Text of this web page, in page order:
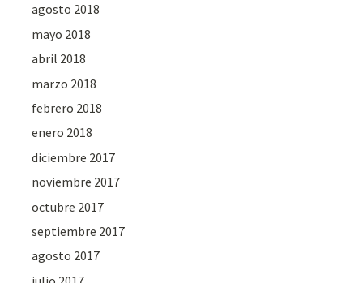
agosto 2018
mayo 2018
abril 2018
marzo 2018
febrero 2018
enero 2018
diciembre 2017
noviembre 2017
octubre 2017
septiembre 2017
agosto 2017